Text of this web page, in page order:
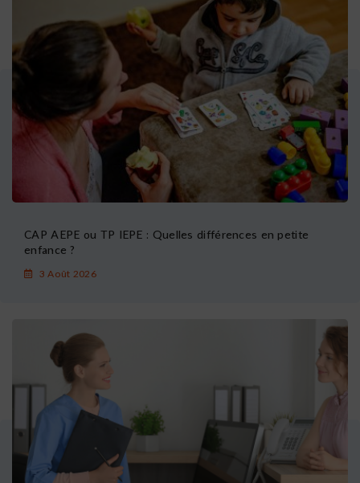
CAP AEPE ou TP IEPE : Quelles différences en petite
enfance ?
3 Août 2026